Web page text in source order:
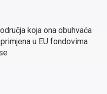
koja ona obuhvaća
u EU fondovima